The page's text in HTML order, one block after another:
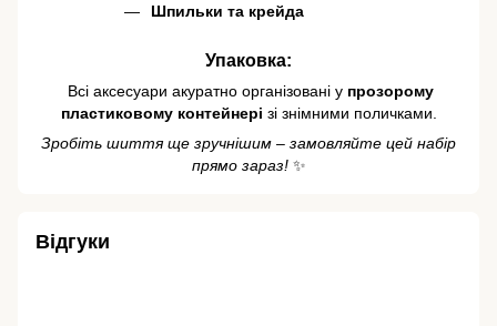
Шпильки та крейда
Упаковка:
️ Всі аксесуари акуратно організовані у прозорому
пластиковому контейнері зі знімними поличками.
Зробіть шиття ще зручнішим – замовляйте цей набір
прямо зараз!✨
Відгуки